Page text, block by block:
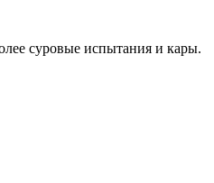
суровые испытания и кары.